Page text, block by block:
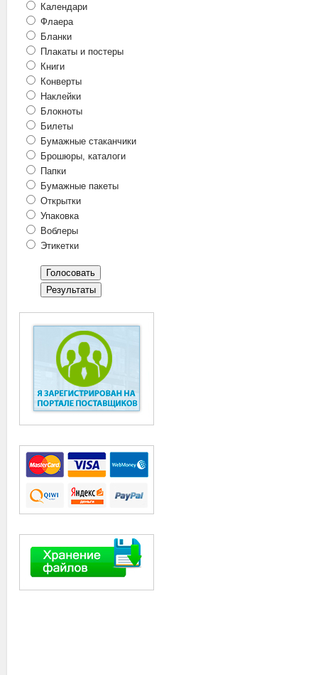
Календари
Флаера
Бланки
Плакаты и постеры
Книги
Конверты
Наклейки
Блокноты
Билеты
Бумажные стаканчики
Брошюры, каталоги
Папки
Бумажные пакеты
Открытки
Упаковка
Воблеры
Этикетки